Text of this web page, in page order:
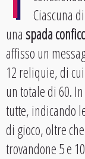
Ciascuna
unaspada
affisso un
12 reliquie, di
un totale di 60.
tutte, indicando
di gioco, oltre
trovandone 5 e